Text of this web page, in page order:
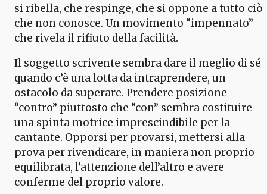
si ribella, che respinge, che si oppone a tutto ciò
che non conosce. Un movimento “impennato”
che rivela il rifiuto della facilità.
Il soggetto scrivente sembra dare il meglio di sé
quando c’è una lotta da intraprendere, un
ostacolo da superare. Prendere posizione
“contro” piuttosto che “con” sembra costituire
una spinta motrice imprescindibile per la
cantante. Opporsi per provarsi, mettersi alla
prova per rivendicare, in maniera non proprio
equilibrata, l’attenzione dell’altro e avere
conferme del proprio valore.